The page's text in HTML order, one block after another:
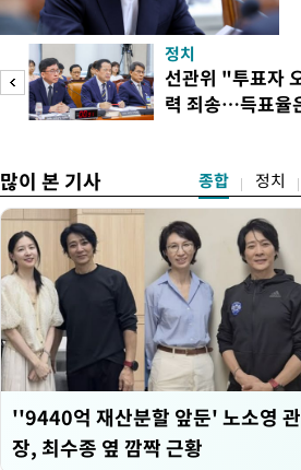
정치
선관위 "투표자
력 죄송…득표율
많이 본 기사 종합 정치
''9440억 재산분할 앞둔' 노소영 관
장, 최수종 옆 깜짝 근황